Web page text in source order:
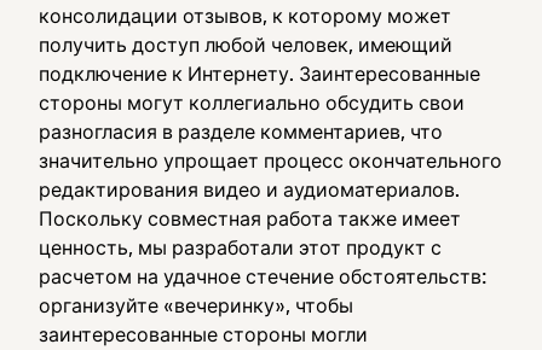
консолидации отзывов, к которому может
получить доступ любой человек, имеющий
подключение к Интернету. Заинтересованные
стороны могут коллегиально обсудить свои
разногласия в разделе комментариев, что
значительно упрощает процесс окончательного
редактирования видео и аудиоматериалов.
Поскольку совместная работа также имеет
ценность, мы разработали этот продукт с
расчетом на удачное стечение обстоятельств:
организуйте «вечеринку», чтобы
заинтересованные стороны могли